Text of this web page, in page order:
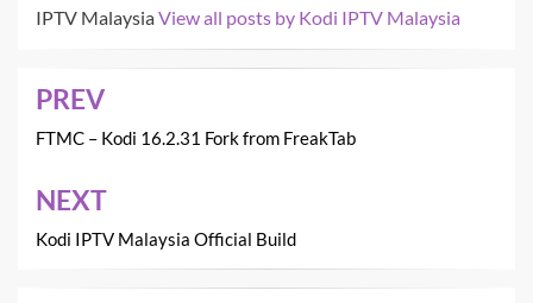
IPTV MalaysiaView all posts by Kodi IPTV Malaysia
Post
navigation
PREV
FTMC – Kodi 16.2.31 Fork from FreakTab
NEXT
Kodi IPTV Malaysia Official Build